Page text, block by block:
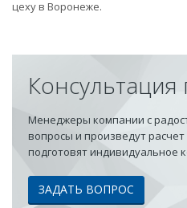
цеху в Воронеже.
Консультация
Менеджеры компании с
вопросы и произведут расчет
подготовят индивидуальное
ЗАДАТЬ ВОПРОС